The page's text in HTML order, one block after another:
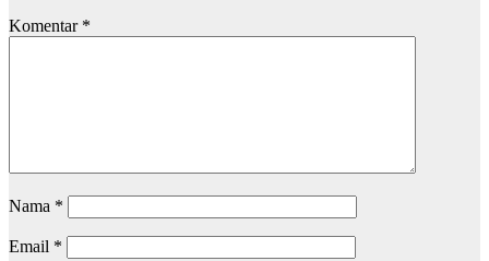
Komentar *
Nama *
Email *